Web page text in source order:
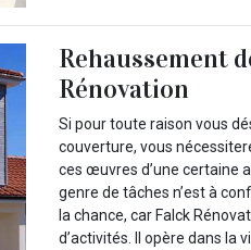
Rehaussement
Rénovation
Si pour toute raison vous
couverture, vous
ces œuvres d’une certaine
genre de tâches n’est à
la chance, car Falck
d’activités. Il opère dans la